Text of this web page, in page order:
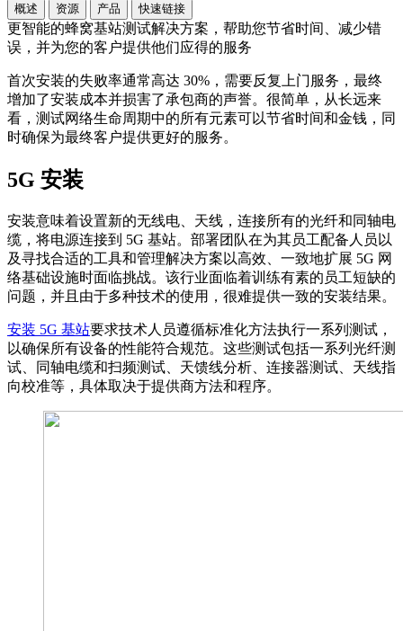
概述 资源 产品 快速链接
更智能的蜂窝基站测试解决方案，帮助您节省时间、减少错
误，并为您的客户提供他们应得的服务
首次安装的失败率通常高达 30%，需要反复上门服务，最终
增加了安装成本并损害了承包商的声誉。很简单，从长远来
看，测试网络生命周期中的所有元素可以节省时间和金钱，同
时确保为最终客户提供更好的服务。
5G 安装
安装意味着设置新的无线电、天线，连接所有的光纤和同轴电
缆，将电源连接到 5G 基站。部署团队在为其员工配备人员以
及寻找合适的工具和管理解决方案以高效、一致地扩展 5G 网
络基础设施时面临挑战。该行业面临着训练有素的员工短缺的
问题，并且由于多种技术的使用，很难提供一致的安装结果。
安装 5G 基站要求技术人员遵循标准化方法执行一系列测试，
以确保所有设备的性能符合规范。这些测试包括一系列光纤测
试、同轴电缆和扫频测试、天馈线分析、连接器测试、天线指
向校准等，具体取决于提供商方法和程序。